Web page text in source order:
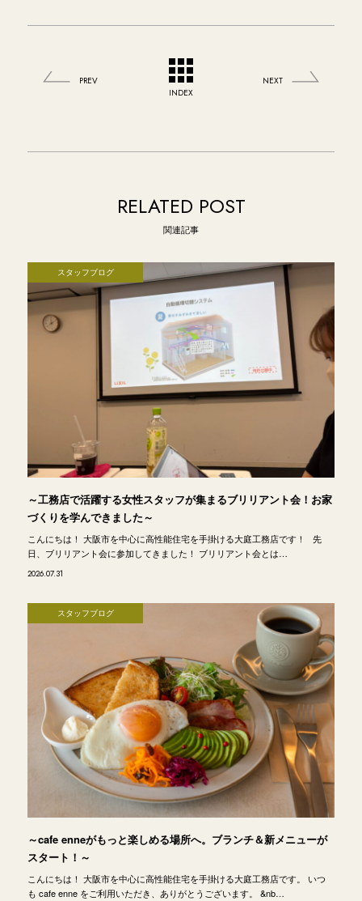
PREV
INDEX
NEXT
RELATED POST
関連記事
スタッフブログ
～工務店で活躍する女性スタッフが集まるブリリアント会！お家
づくりを学んできました～
こんにちは！ 大阪市を中心に高性能住宅を手掛ける大庭工務店です！ 先
日、ブリリアント会に参加してきました！ ブリリアント会とは…
2026.07.31
スタッフブログ
～cafe enneがもっと楽しめる場所へ。ブランチ＆新メニューが
スタート！～
こんにちは！ 大阪市を中心に高性能住宅を手掛ける大庭工務店です。 いつ
も cafe enne をご利用いただき、ありがとうございます。 &nb…